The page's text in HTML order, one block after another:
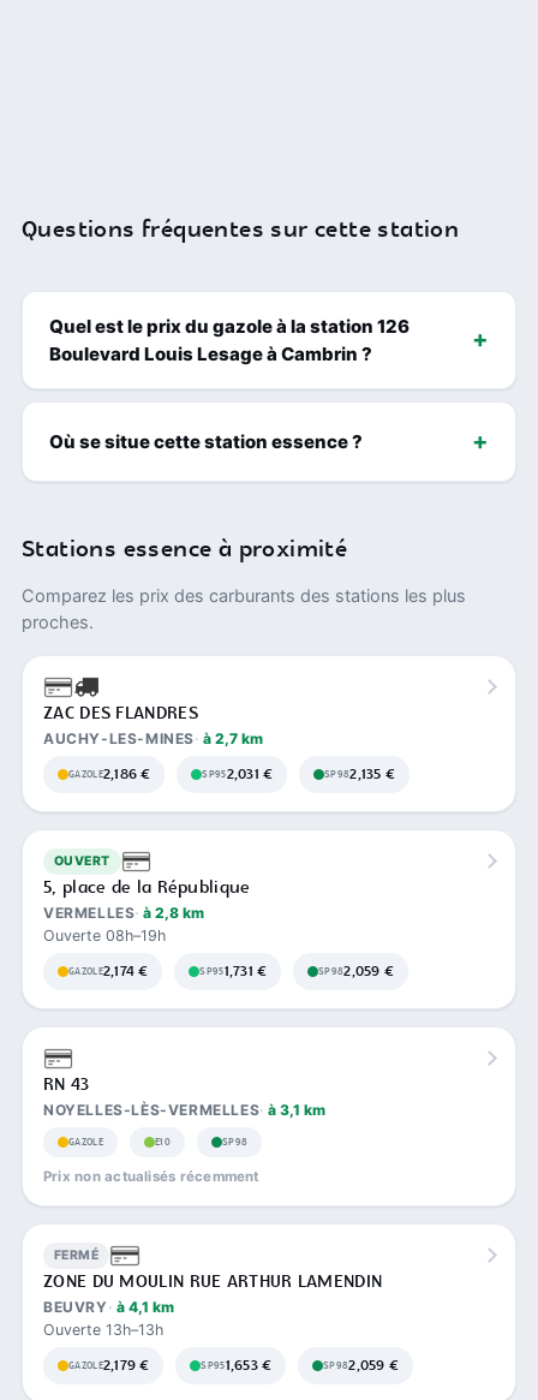
Questions fréquentes sur cette station
Quel est le prix du gazole à la station 126
Boulevard Louis Lesage à Cambrin ?
Où se situe cette station essence ?
Stations essence à proximité
Comparez les prix des carburants des stations les plus
proches.
ZAC DES FLANDRES
AUCHY-LES-MINES à 2,7 km
GAZOLE2,186 € SP952,031 € SP982,135 €
OUVERT
5, place de la République
VERMELLES à 2,8 km
Ouverte 08h–19h
GAZOLE2,174 € SP951,731 € SP982,059 €
RN 43
NOYELLES-LÈS-VERMELLES à 3,1 km
GAZOLE E10 SP98
Prix non actualisés récemment
FERMÉ
ZONE DU MOULIN RUE ARTHUR LAMENDIN
BEUVRY à 4,1 km
Ouverte 13h–13h
GAZOLE2,179 € SP951,653 € SP982,059 €